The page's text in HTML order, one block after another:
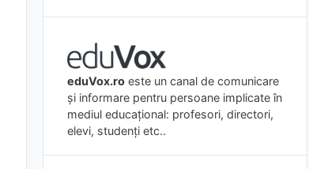
eduVox.ro este un canal de comunicare
și informare pentru persoane implicate în
mediul educațional: profesori, directori,
elevi, studenți etc..